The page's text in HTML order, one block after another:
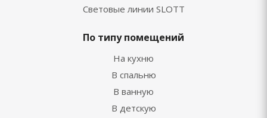
Световые линии SLOTT
По типу помещений
На кухню
В спальню
В ванную
В детскую